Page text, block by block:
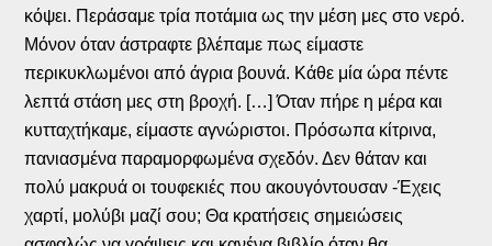
κόψει. Περάσαμε τρία ποτάμια ως την μέση μες στο νερό.
Μόνον όταν άστραφτε βλέπαμε πως είμαστε
περικυκλωμένοι από άγρια βουνά. Κάθε μία ώρα πέντε
λεπτά στάση μες στη βροχή. […] Όταν πήρε η μέρα και
κυτταχτήκαμε, είμαστε αγνώριστοι. Πρόσωπα κίτρινα,
πανιασμένα παραμορφωμένα σχεδόν. Δεν θάταν και
πολύ μακρυά οι τουφεκιές που ακουγόντουσαν -Έχεις
χαρτί, μολύβι μαζί σου; Θα κρατήσεις σημειώσεις